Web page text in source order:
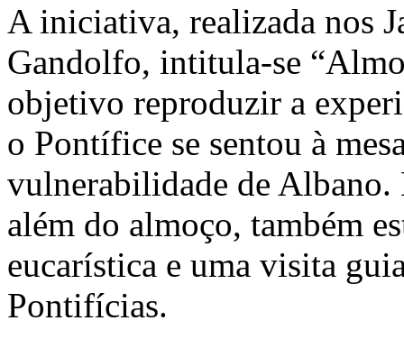
A iniciativa, realizada nos
Gandolfo, intitula-se
objetivo reproduzir a
o Pontífice se sentou à
vulnerabilidade de
além do almoço, também
eucarística e uma visita
Pontifícias.